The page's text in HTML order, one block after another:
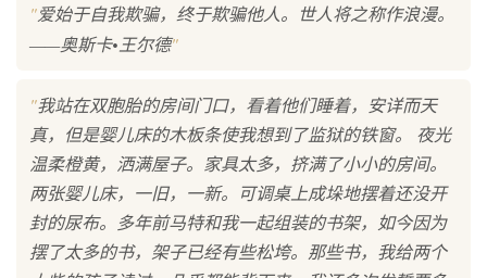
"爱始于自我欺骗，终于欺骗他人。世人将之称作浪漫。
——奥斯卡•王尔德"
"我站在双胞胎的房间门口，看着他们睡着，安详而天
真，但是婴儿床的木板条使我想到了监狱的铁窗。 夜光
温柔橙黄，洒满屋子。家具太多，挤满了小小的房间。
两张婴儿床，一旧，一新。可调桌上成垛地摆着还没开
封的尿布。多年前马特和我一起组装的书架，如今因为
摆了太多的书，架子已经有些松垮。那些书，我给两个